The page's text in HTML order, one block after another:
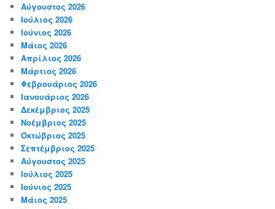
Αύγουστος 2026
Ιούλιος 2026
Ιούνιος 2026
Μάιος 2026
Απρίλιος 2026
Μάρτιος 2026
Φεβρουάριος 2026
Ιανουάριος 2026
Δεκέμβριος 2025
Νοέμβριος 2025
Οκτώβριος 2025
Σεπτέμβριος 2025
Αύγουστος 2025
Ιούλιος 2025
Ιούνιος 2025
Μάιος 2025